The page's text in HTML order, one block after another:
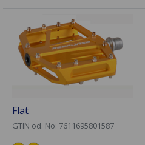
Flat
GTIN od. No: 7611695801587